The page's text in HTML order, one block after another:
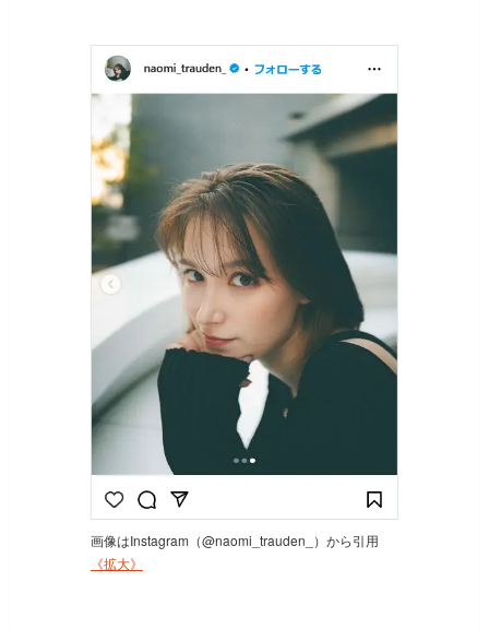
画像はInstagram（@naomi_trauden_）から引用
《拡大》